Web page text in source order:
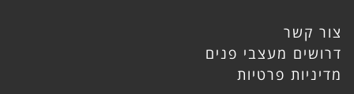
צור קשר
דרושים מעצבי פנים
מדיניות פרטיות